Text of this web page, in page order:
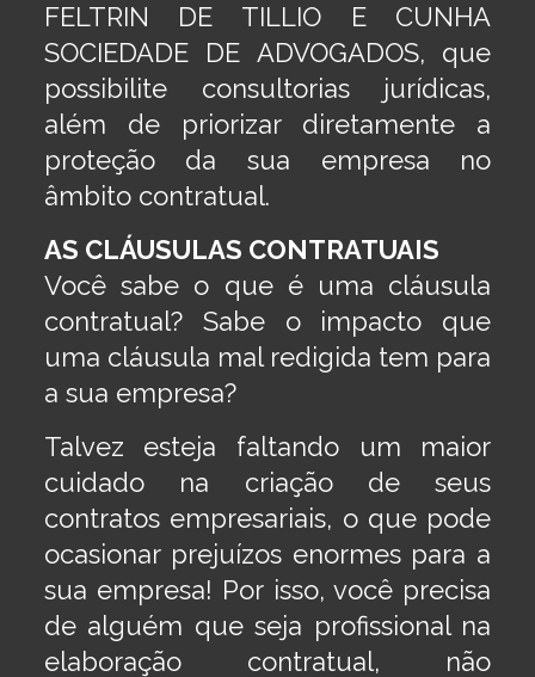
FELTRIN DE TILLIO E CUNHA
SOCIEDADE DE ADVOGADOS, que
possibilite consultorias jurídicas,
além de priorizar diretamente a
proteção da sua empresa no
âmbito contratual.
AS CLÁUSULAS CONTRATUAIS
Você sabe o que é uma cláusula
contratual? Sabe o impacto que
uma cláusula mal redigida tem para
a sua empresa?
Talvez esteja faltando um maior
cuidado na criação de seus
contratos empresariais, o que pode
ocasionar prejuízos enormes para a
sua empresa! Por isso, você precisa
de alguém que seja profissional na
elaboração contratual, não